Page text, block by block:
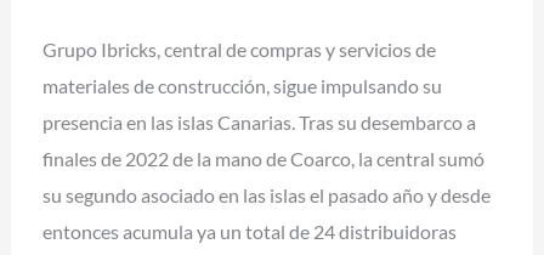
Grupo Ibricks, central de compras y servicios de
materiales de construcción, sigue impulsando su
presencia en las islas Canarias. Tras su desembarcoa
finales de 2022 de la mano de Coarco, la central sumó
su segundo asociado en las islas el pasado año y desde
entonces acumula ya un total de 24 distribuidoras